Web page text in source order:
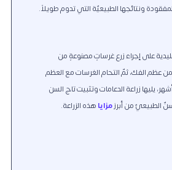
ونتائجها الطبيعيّة التي تدوم طويلاً.
على إجراء زرع غرساتٍ مصنوعةٍ من
عظم الفك، ثمّ التحام الغرسات مع العظم
يليها زراعة الدعامات وتثبيت تاج السن
الطبيعيّ من أبرزمزاياهذه الزراعة.